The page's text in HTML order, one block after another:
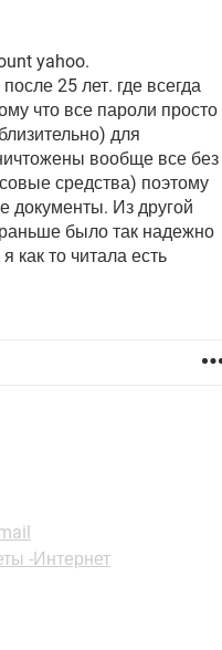
yahoo.
25 лет. где всегда
что все пароли просто
для
вообще все без
средства) поэтому
документы. Из другой
было так надежно
как то читала есть
-Интернет